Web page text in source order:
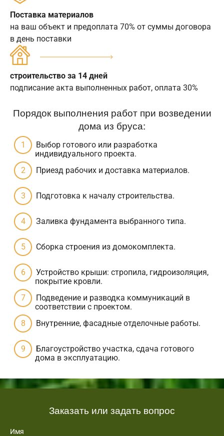
Поставка материалов
на ваш объект и предоплата 70% от суммы договора
в день поставки
строительство за 14 дней
подписание акта выполненных работ, оплата 30%
Порядок выполнения работ при возведении
дома из бруса:
Выбор готового или разработка
индивидуального проекта.
Приезд рабочих и доставка материалов.
Подготовка к началу строительства.
Заливка фундамента выбранного типа.
Сборка строения из домокомплекта.
Устройство крыши: стропила, гидроизоляция,
покрытие кровли.
Подведение и разводка коммуникаций в
соответствии с проектом.
Внутренние, фасадные отделочные работы.
Благоустройство участка, сдача готового
дома в эксплуатацию.
Заказать или задать вопрос
Имя